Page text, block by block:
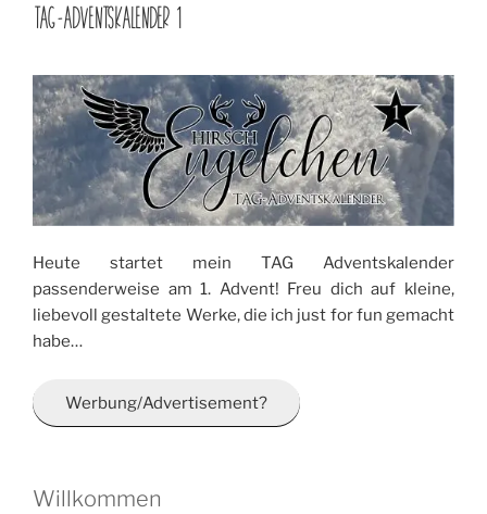
AM
TAG-ADVENTSKALENDER 1
Heute startet mein TAG Adventskalender
passenderweise am 1. Advent! Freu dich auf kleine,
liebevoll gestaltete Werke, die ich just for fun gemacht
habe…
Werbung/Advertisement?
Willkommen